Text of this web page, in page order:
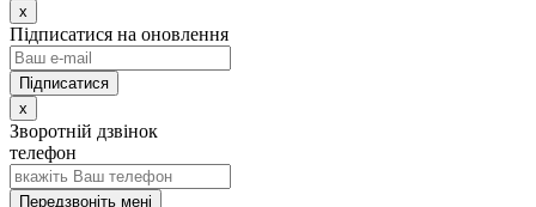
x
Підписатися на оновлення
x
Зворотній дзвінок
телефон
Передзвоніть мені